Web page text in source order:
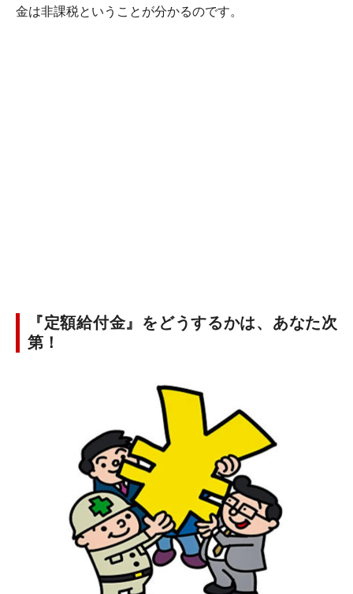
金は非課税ということが分かるのです。
『定額給付金』をどうするかは、あなた次
第！